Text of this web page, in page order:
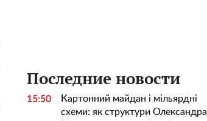
Последние новости
15:50
Картонний майдан і мільярдні
схеми: як структури Олександра